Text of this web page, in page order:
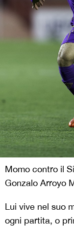
Momo contro il
Gonzalo Arroyo
Lui vive nel suo
ogni partita, o